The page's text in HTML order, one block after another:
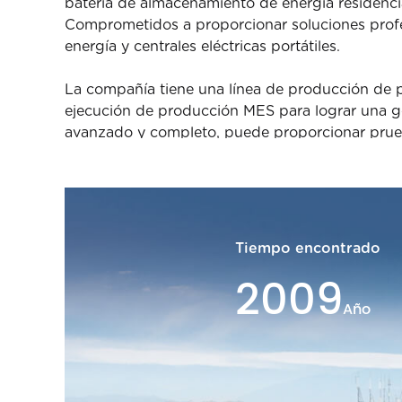
batería de almacenamiento de energía
Comprometidos a proporcionar soluciones
energía y centrales eléctricas portátiles.
La compañía tiene una línea de producción
ejecución de producción MES para lograr una
avanzado y completo, puede proporcionar
intelectual independientes y capacidades
médicos profesionales, y desarrolla y diseña
de la marca "HaiLei", y brinda soluciones y
socios proveedores, asume una
Tiempo encontrado
2012Año